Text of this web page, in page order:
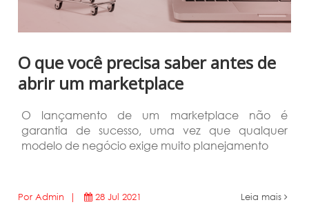
O que você precisa saber antes de
abrir um marketplace
O lançamento de um marketplace não é
garantia de sucesso, uma vez que qualquer
modelo de negócio exige muito planejamento
Por Admin | 28 Jul 2021 Leia mais